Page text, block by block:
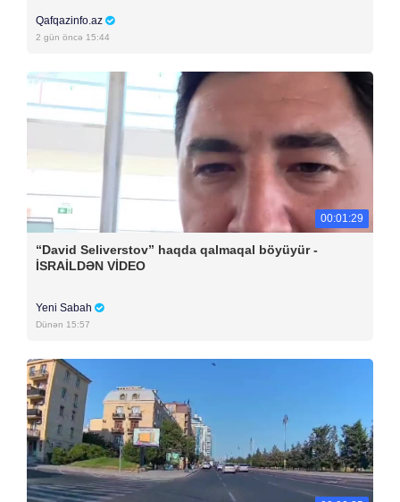
Qafqazinfo.az
2 gün öncə 15:44
00:01:29
“David Seliverstov” haqda qalmaqal böyüyür -
İSRAİLDƏN VİDEO
Yeni Sabah
Dünən 15:57